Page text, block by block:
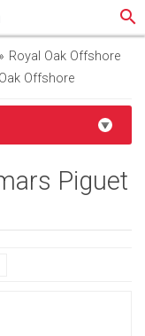
search
Royal Oak Offshore
Offshore
Piguet